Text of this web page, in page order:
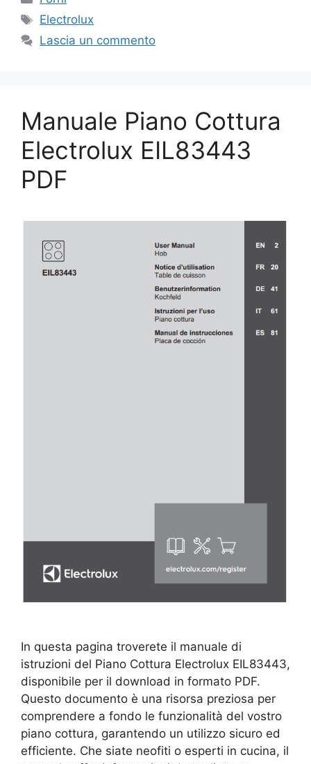
Tag
Electrolux
Lascia un commento
Manuale Piano Cottura
Electrolux EIL83443
PDF
In questa pagina troverete il manuale di
istruzioni del Piano Cottura Electrolux EIL83443,
disponibile per il download in formato PDF.
Questo documento è una risorsa preziosa per
comprendere a fondo le funzionalità del vostro
piano cottura, garantendo un utilizzo sicuro ed
efficiente. Che siate neofiti o esperti in cucina, il